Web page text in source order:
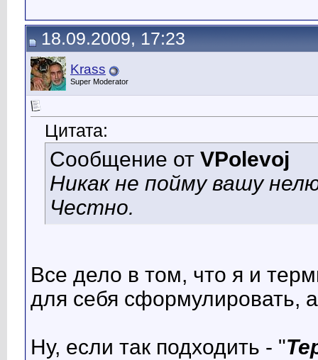
18.09.2009, 17:23
Krass
Super Moderator
Цитата:
Сообщение от VPolevoj
Никак не пойму вашу
Честно.
Все дело в том, что я и
для себя сформулировать,
Ну, если так подходить - "